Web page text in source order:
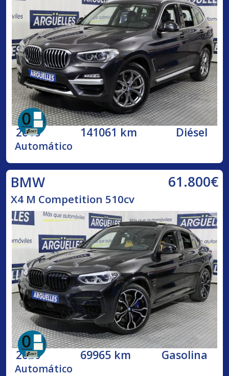
2018 141061 km Diésel
Automático
BMW 61.800€
X4 M Competition 510cv
2020 69965 km Gasolina
Automático